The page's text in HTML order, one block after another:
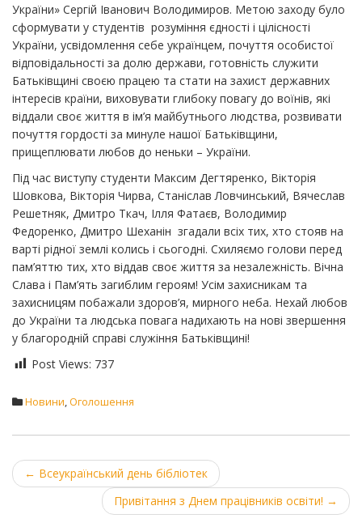
України» Сергій Іванович Володимиров. Метою заходу було
сформувати у студентів розуміння єдності і цілісності
України, усвідомлення себе українцем, почуття особистої
відповідальності за долю держави, готовність служити
Батьківщині своєю працею та стати на захист державних
інтересів країни, виховувати глибоку повагу до воїнів, які
віддали своє життя в ім’я майбутнього людства, розвивати
почуття гордості за минуле нашої Батьківщини,
прищеплювати любов до неньки – України.
Під час виступу студенти Максим Дегтяренко, Вікторія
Шовкова, Вікторія Чирва, Станіслав Ловчинський, Вячеслав
Решетняк, Дмитро Ткач, Ілля Фатаєв, Володимир
Федоренко, Дмитро Шеханін згадали всіх тих, хто стояв на
варті рідної землі колись і сьогодні. Схиляємо голови перед
пам’яттю тих, хто віддав своє життя за незалежність. Вічна
Слава і Пам’ять загиблим героям! Усім захисникам та
захисницям побажали здоров’я, мирного неба. Нехай любов
до України та людська повага надихають на нові звершення
у благородній справі служіння Батьківщині!
Post Views: 737
Новини,Оголошення
Post
navigation
← Всеукраїнський день бібліотек
Привітання з Днем працівників освіти! →